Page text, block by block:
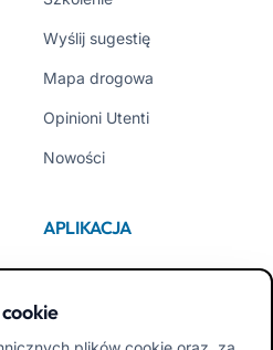
Wyślij sugestię
Mapa drogowa
Opinioni Utenti
Nowości
APLIKACJA
App Store
Google Play